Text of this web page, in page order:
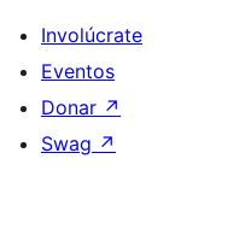
Involúcrate
Eventos
Donar ↗
Swag ↗